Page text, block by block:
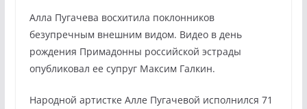
Алла Пугачева восхитила поклонников
безупречным внешним видом. Видео в день
рождения Примадонны российской эстрады
опубликовал ее супруг Максим Галкин.
Народной артистке Алле Пугачевой исполнился 71